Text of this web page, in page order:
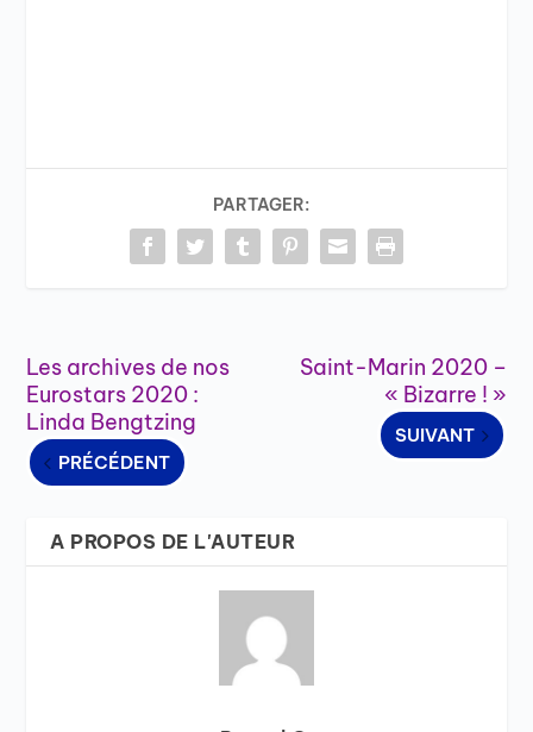
PARTAGER:
Les archives de nos
Eurostars 2020 :
Linda Bengtzing
PRÉCÉDENT
Saint-Marin 2020 –
« Bizarre ! »
SUIVANT
A PROPOS DE L'AUTEUR